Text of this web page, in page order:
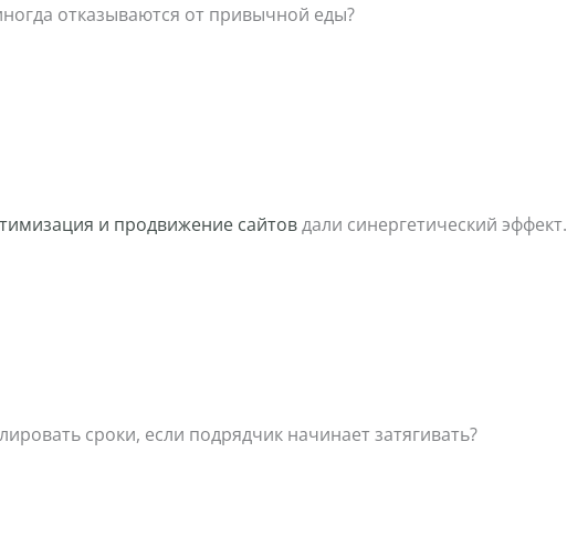
отказываются от привычной еды?
и продвижение сайтовдали синергетический эффект.
сроки, если подрядчик начинает затягивать?